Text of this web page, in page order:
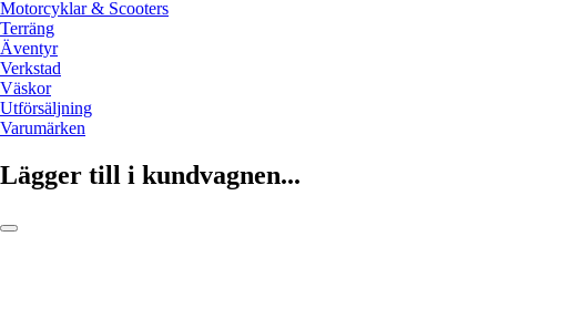
Motorcyklar & Scooters
Terräng
Äventyr
Verkstad
Väskor
Utförsäljning
Varumärken
Lägger till i kundvagnen...